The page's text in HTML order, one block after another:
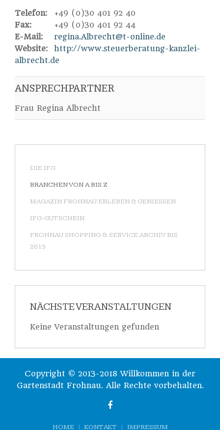
Telefon:
+49 (0)30 401 92 40
Fax:
+49 (0)30 401 92 44
E-Mail:
Website:
http://www.steuerberatung-kanzlei-
albrecht.de
ANSPRECHPARTNER
Frau Regina Albrecht
DIE IFG
BRANCHEN VON A BIS Z
MAGAZIN FROHNAU ERLEBEN & GENIESSEN
IFG-GUTSCHEIN
FROHNAU SHOPPING & SERVICE ARCHIV BIS
2015
NÄCHSTE VERANSTALTUNGEN
Keine Veranstaltungen gefunden
Copyright © 2013-2018 Willkommen in der
Gartenstadt Frohnau. Alle Rechte vorbehalten.
HOME KONTAKT IMPRESSUM